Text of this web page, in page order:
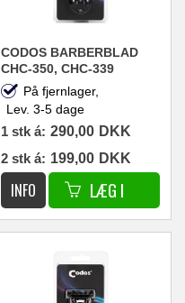
CODOS BARBERBLAD
CHC-350, CHC-339
På fjernlager,
Lev. 3-5 dage
1 stk á: 290,00 DKK
2 stk á: 199,00 DKK